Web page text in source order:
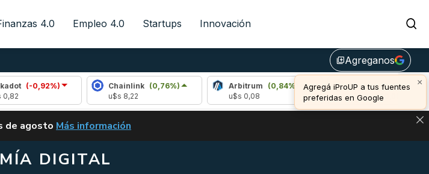
4.0 Empleo 4.0 Startups Innovación
library_addAgreganos
×
Agregá iProUP a tus fuentes
preferidas en Google
Chainlink
(0,76%)
Arbitrum
(0,84%)
Bitcoin (0,72%)
u$s 65.000,00
ALERTA
de agosto VUELVE EL CARRY TRADE DE BITCOIN Y ESTA SEÑAL DEFINE LOS PRECIOS DE
Más información
DIGITAL